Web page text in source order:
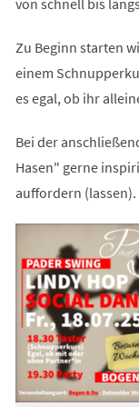
Zu Beginn starten
einem
es egal, ob ihr
Bei der
Hasen" gerne
auffordern (lassen).